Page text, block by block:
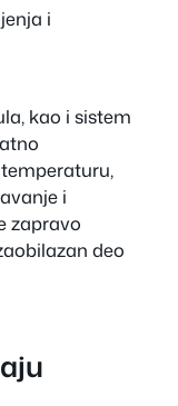
i
kao i sistem
i
zapravo
deo